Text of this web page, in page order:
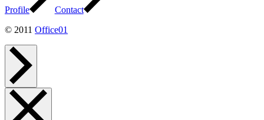
Profile
Contact
© 2011 Office01
ッ
プ
へ
メ